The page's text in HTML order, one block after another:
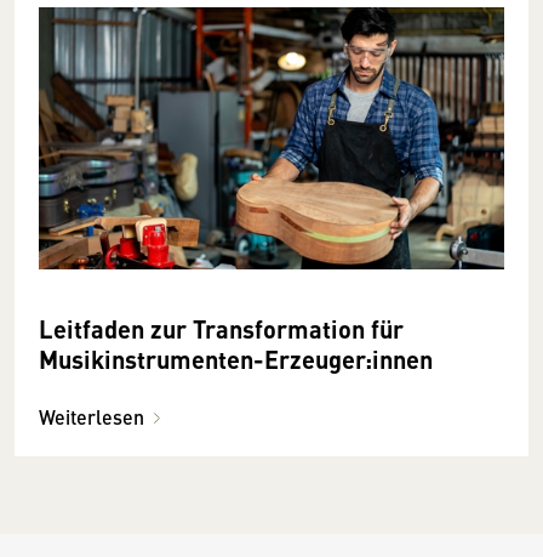
Leitfaden zur Transformation für
Musikinstrumenten-Erzeuger:innen
Weiterlesen